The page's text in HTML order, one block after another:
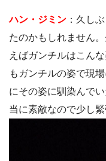
ハン・ジミン ：久し
たのかもしれません
えばガンチルはこん
もガンチルの姿で現
にその姿に馴染んで
当に素敵なので少し